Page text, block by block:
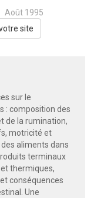
Août 1995
site
sur le
: composition des
de la rumination,
motricité et
aliments dans
terminaux
thermiques,
conséquences
Une